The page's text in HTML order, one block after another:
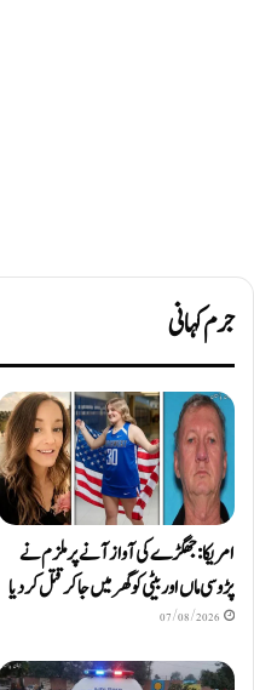
جرم کہانی
امریکا: جھگڑے کی آواز آنے پر ملزم نے
پڑوسی ماں اور بیٹی کو گھر میں جا کر قتل کر دیا
07/08/2026